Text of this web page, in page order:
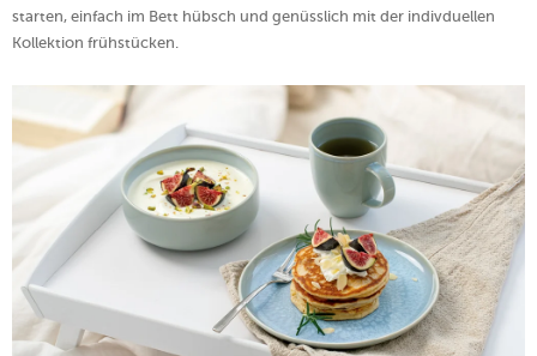
starten, einfach im Bett hübsch und genüsslich mit der indivduellen
Kollektion frühstücken.